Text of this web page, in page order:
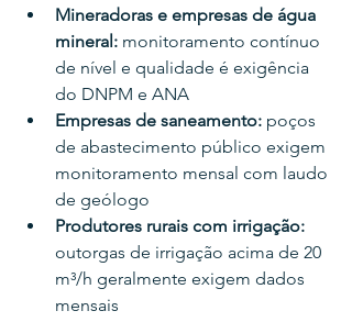
Mineradoras e empresas de água
mineral: monitoramento contínuo
de nível e qualidade é exigência
do DNPM e ANA
Empresas de saneamento: poços
de abastecimento público exigem
monitoramento mensal com laudo
de geólogo
Produtores rurais com irrigação:
outorgas de irrigação acima de 20
m³/h geralmente exigem dados
mensais